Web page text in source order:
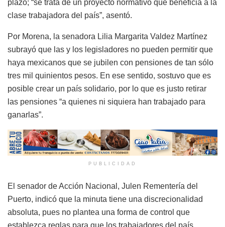
plazo; “se trata de un proyecto normativo que beneficia a la
clase trabajadora del país”, asentó.
Por Morena, la senadora Lilia Margarita Valdez Martínez
subrayó que las y los legisladores no pueden permitir que
haya mexicanos que se jubilen con pensiones de tan sólo
tres mil quinientos pesos. En ese sentido, sostuvo que es
posible crear un país solidario, por lo que es justo retirar
las pensiones “a quienes ni siquiera han trabajado para
ganarlas”.
PUBLICIDAD
El senador de Acción Nacional, Julen Rementería del
Puerto, indicó que la minuta tiene una discrecionalidad
absoluta, pues no plantea una forma de control que